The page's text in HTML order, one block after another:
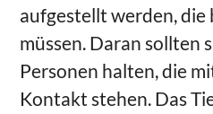
aufgestellt werden,
müssen. Daran sollten
Personen halten, die
Kontakt stehen. Das